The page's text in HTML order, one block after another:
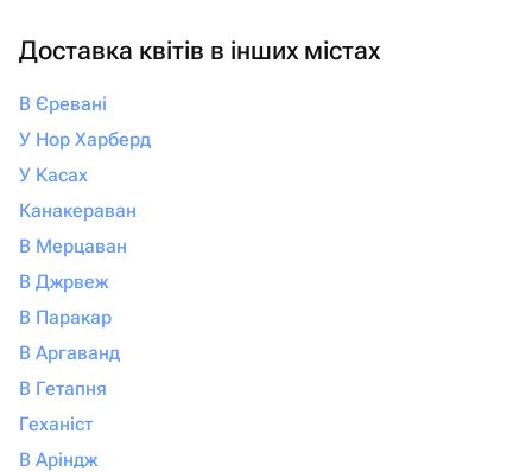
Доставка квітів в інших містах
В Єревані
У Нор Харберд
У Касах
Канакераван
В Мерцаван
В Джрвеж
В Паракар
В Аргаванд
В Гетапня
Геханіст
В Аріндж